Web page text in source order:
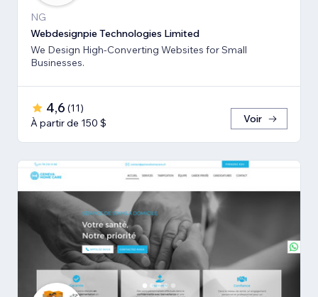
NG
Webdesignpie Technologies Limited
We Design High-Converting Websites for Small
Businesses.
4,6 (11)
À partir de 150 $
Voir